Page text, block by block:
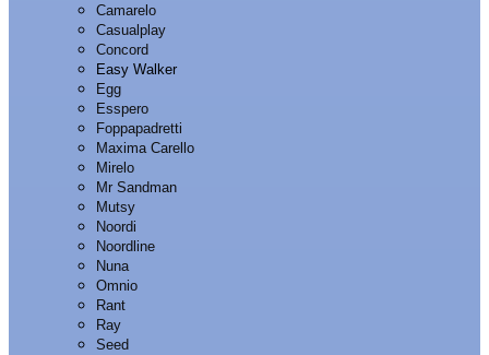
Camarelo
Casualplay
Concord
Easy Walker
Egg
Esspero
Foppapadretti
Maxima Carello
Mirelo
Mr Sandman
Mutsy
Noordi
Noordline
Nuna
Omnio
Rant
Ray
Seed